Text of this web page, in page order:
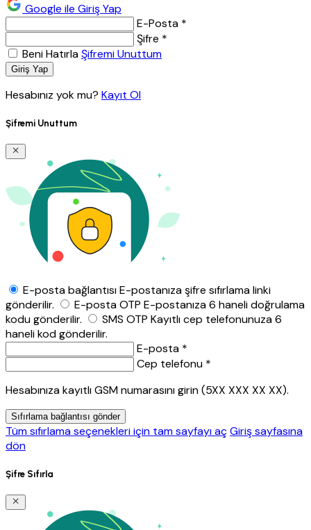
Google ile Giriş Yap
E-Posta *
Şifre *
Beni HatırlaŞifremi Unuttum
Giriş Yap
Hesabınız yok mu? Kayıt Ol
Şifremi Unuttum
E-posta bağlantısıE-postanıza şifre sıfırlama linki
gönderilir.
E-posta OTP E-postanıza 6 haneli doğrulama
kodu gönderilir.
SMS OTP Kayıtlı cep telefonunuza 6
haneli kod gönderilir.
E-posta *
Cep telefonu *
Hesabınıza kayıtlı GSM numarasını girin (5XX XXX XX XX).
Sıfırlama bağlantısı gönder
Tüm sıfırlama seçenekleri için tam sayfayı açGiriş sayfasına
dön
Şifre Sıfırla